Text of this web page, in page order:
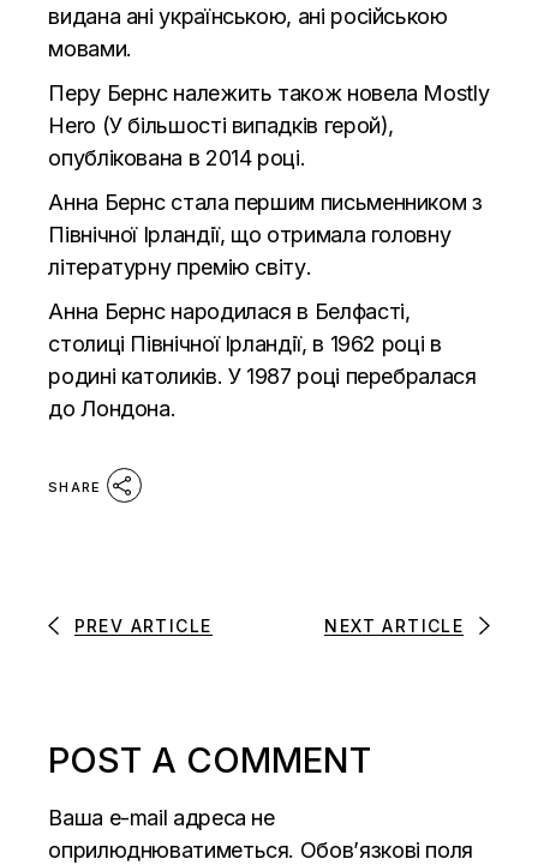
видана ані українською, ані російською
мовами.
Перу Бернс належить також новела Mostly
Hero (У більшості випадків герой),
опублікована в 2014 році.
Анна Бернс стала першим письменником з
Північної Ірландії, що отримала головну
літературну премію світу.
Анна Бернс народилася в Белфасті,
столиці Північної Ірландії, в 1962 році в
родині католиків. У 1987 році перебралася
до Лондона.
SHARE
PREV ARTICLE NEXT ARTICLE
POST A COMMENT
Ваша e-mail адреса не
оприлюднюватиметься. Обов’язкові поля